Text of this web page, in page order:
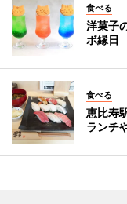
食べる
洋菓子
ボ縁日
食べる
恵比寿
ランチ